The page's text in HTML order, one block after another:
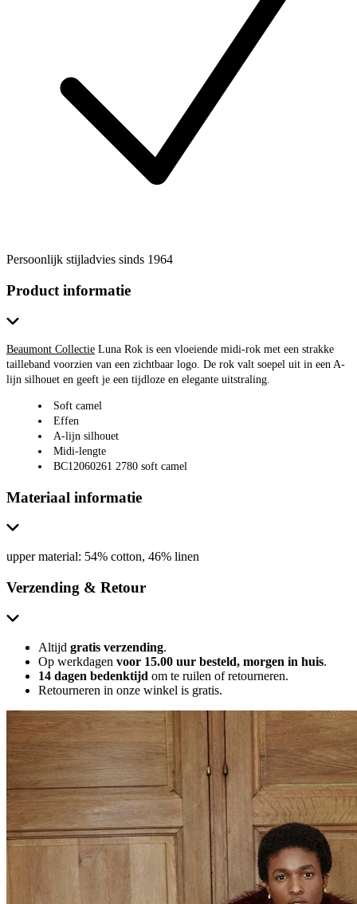
Persoonlijk stijladvies sinds 1964
Product informatie
Beaumont Collectie Luna Rok is een vloeiende midi-rok met een strakke
tailleband voorzien van een zichtbaar logo. De rok valt soepel uit in een A-
lijn silhouet en geeft je een tijdloze en elegante uitstraling.
Soft camel
Effen
A-lijn silhouet
Midi-lengte
BC12060261 2780 soft camel
Materiaal informatie
upper material: 54% cotton, 46% linen
Verzending & Retour
Altijd gratis verzending.
Op werkdagen voor 15.00 uur besteld, morgen in huis.
14 dagen bedenktijd om te ruilen of retourneren.
Retourneren in onze winkel is gratis.